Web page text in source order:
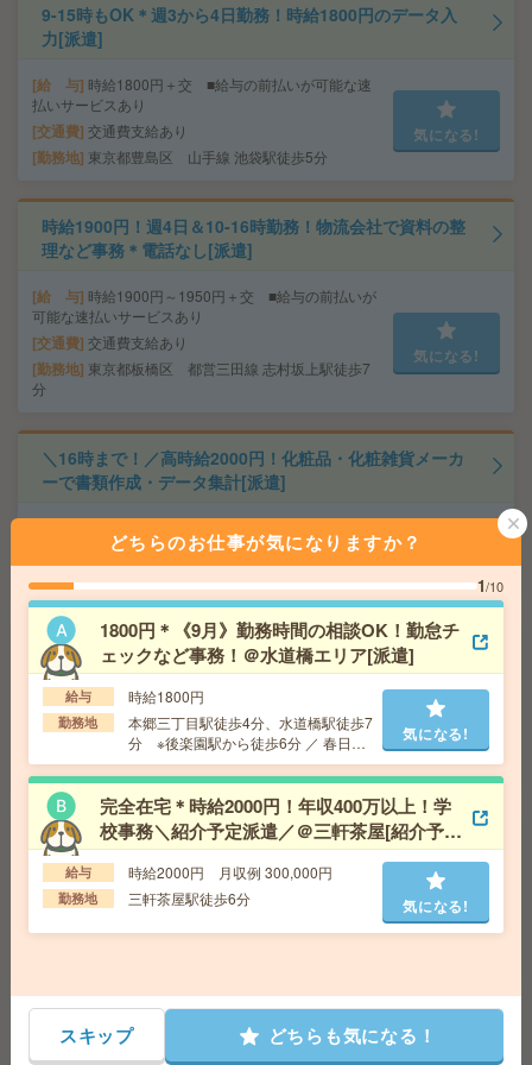
9-15時もOK＊週3から4日勤務！時給1800円のデータ入
力[派遣]
給 与 時給1800円＋交 ■給与の前払いが可能な速
払いサービスあり
交通費 交通費支給あり
勤務地 東京都豊島区 山手線 池袋駅徒歩5分
気になる!
時給1900円！週4日＆10-16時勤務！物流会社で資料の整
理など事務＊電話なし[派遣]
給 与 時給1900円～1950円＋交 ■給与の前払いが
可能な速払いサービスあり
交通費 交通費支給あり
勤務地 東京都板橋区 都営三田線 志村坂上駅徒歩7
分
気になる!
＼16時まで！／高時給2000円！化粧品・化粧雑貨メーカ
ーで書類作成・データ集計[派遣]
全額支給
勤務地 品川駅徒歩3分、北品川駅徒歩10分
気になる!
給与即払いOK！高時給！平日休み！日勤のお仕事！調理
業務[派遣]
給 与 時給1500円
交通費支給有り
勤務地 大宮駅～
気になる!
＼難しいスキル必要なし！カンタン事務／時短OK！@阿
佐ヶ谷！[派遣]
給 与 時給1800円＋交
交通費 ※交通費支給
［経験＆資格不問］財団法人で一般事務＊専門図書館の
蔵書管理、購読者管理…[派遣]
どちらのお仕事が気になりますか？
1/10
1800円＊《9月》勤務時間の相談OK！勤怠チ
ェックなど事務！＠水道橋エリア[派遣]
給与 時給1800円
勤務地
本郷三丁目駅徒歩4分、水道橋駅徒歩7
分 ※後楽園駅から徒歩6分 ／ 春日駅
から徒歩8分
気になる!
完全在宅＊時給2000円！年収400万以上！学
校事務＼紹介予定派遣／＠三軒茶屋[紹介予定
派遣]
給与 時給2000円 月収例 300,000円
勤務地 三軒茶屋駅徒歩6分 気になる!
スキップ どちらも気になる！